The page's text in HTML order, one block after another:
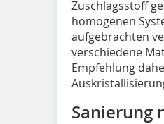
Zuschlagsstoff
homogenen
aufgebrachten
verschiedene
Empfehlung
Sanierung